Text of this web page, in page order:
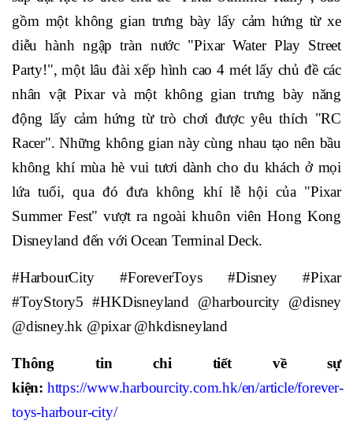
gồm một không gian trưng bày lấy cảm hứng từ xe
diễu hành ngập tràn nước "Pixar Water Play Street
Party!", một lâu đài xếp hình cao 4 mét lấy chủ đề các
nhân vật Pixar và một không gian trưng bày năng
động lấy cảm hứng từ trò chơi được yêu thích "RC
Racer". Những không gian này cùng nhau tạo nên bầu
không khí mùa hè vui tươi dành cho du khách ở mọi
lứa tuổi, qua đó đưa không khí lễ hội của "Pixar
Summer Fest" vượt ra ngoài khuôn viên Hong Kong
Disneyland đến với Ocean Terminal Deck.
#HarbourCity #ForeverToys #Disney #Pixar
#ToyStory5 #HKDisneyland @harbourcity @disney
@disney.hk @pixar @hkdisneyland
Thông tin chi tiết về sự
kiện: https://www.harbourcity.com.hk/en/article/forever-
toys-harbour-city/